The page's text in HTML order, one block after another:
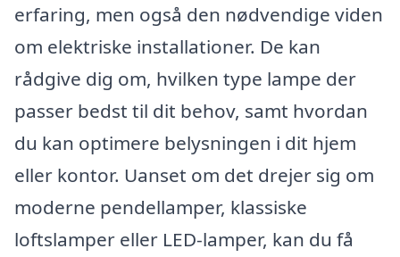
erfaring, men også den nødvendige viden
om elektriske installationer. De kan
rådgive dig om, hvilken type lampe der
passer bedst til dit behov, samt hvordan
du kan optimere belysningen i dit hjem
eller kontor. Uanset om det drejer sig om
moderne pendellamper, klassiske
loftslamper eller LED-lamper, kan du få